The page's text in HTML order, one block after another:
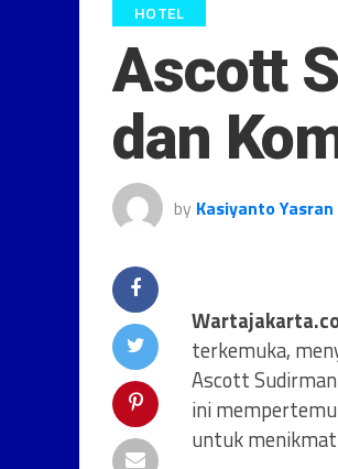
HOTEL
Ascott
dan
by Kasiyanto Yasran
terkemuka,
Ascott
ini
untuk